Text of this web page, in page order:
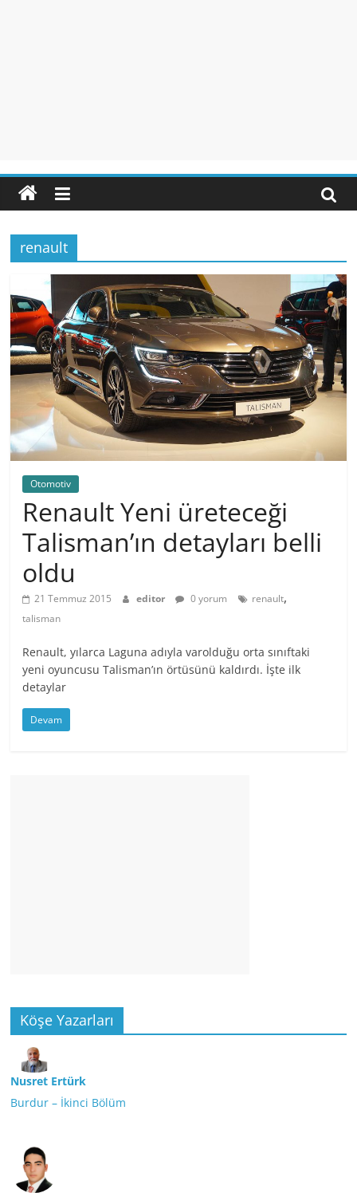
renault
Otomotiv
Renault Yeni üreteceği
Talisman’ın detayları belli
oldu
21 Temmuz 2015 editor 0 yorum renault,
talisman
Renault, yılarca Laguna adıyla varolduğu orta sınıftaki
yeni oyuncusu Talisman’ın örtüsünü kaldırdı. İşte ilk
detaylar
Devam
Köşe Yazarları
Nusret Ertürk
Burdur – İkinci Bölüm